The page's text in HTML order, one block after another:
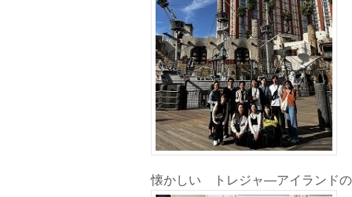
懐かしい トレジャ―アイランド